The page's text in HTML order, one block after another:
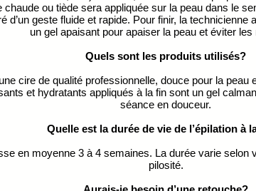
chaude ou tiède sera appliquée sur la peau dans le
d’un geste fluide et rapide. Pour finir, la technicienne
un gel apaisant pour apaiser la peau et éviter les
Quels sont les produits utilisés?
cire de qualité professionnelle, douce pour la peau
et hydratants appliqués à la fin sont un gel
séance en douceur.
Quelle est la durée de vie de l’épilation à
en moyenne 3 à 4 semaines. La durée varie selon
pilosité.